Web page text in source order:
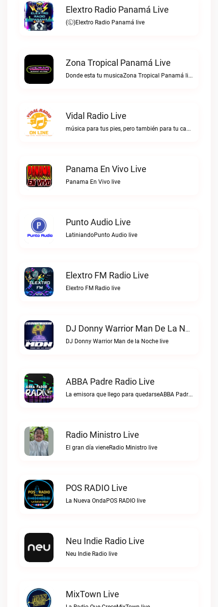
Elextro Radio Panamá Live
(Ⓛ)Elextro Radio Panamá live
Zona Tropical Panamá Live
Donde esta tu musicaZona Tropical Panamá live
Vidal Radio Live
música para tus pies, pero también para tu cabezaVidal Radio live
Panama En Vivo Live
Panama En Vivo live
Punto Audio Live
LatiniandoPunto Audio live
Elextro FM Radio Live
Elextro FM Radio live
DJ Donny Warrior Man De La Noche Live
DJ Donny Warrior Man de la Noche live
ABBA Padre Radio Live
La emisora que llego para quedarseABBA Padre Radio live
Radio Ministro Live
El gran día vieneRadio Ministro live
POS RADIO Live
La Nueva OndaPOS RADIO live
Neu Indie Radio Live
Neu Indie Radio live
MixTown Live